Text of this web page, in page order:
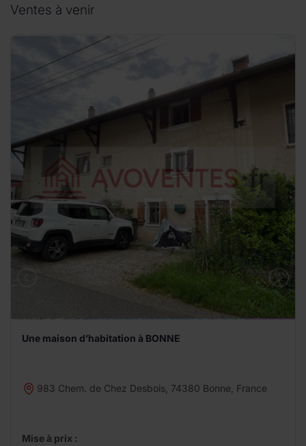
Ventes à venir
Une maison d’habitation à BONNE
983 Chem. de Chez Desbois, 74380 Bonne, France
Mise à prix :